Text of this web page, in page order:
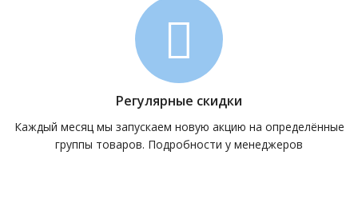
Регулярные скидки
Каждый месяц мы запускаем новую акцию на определённые
группы товаров. Подробности у менеджеров